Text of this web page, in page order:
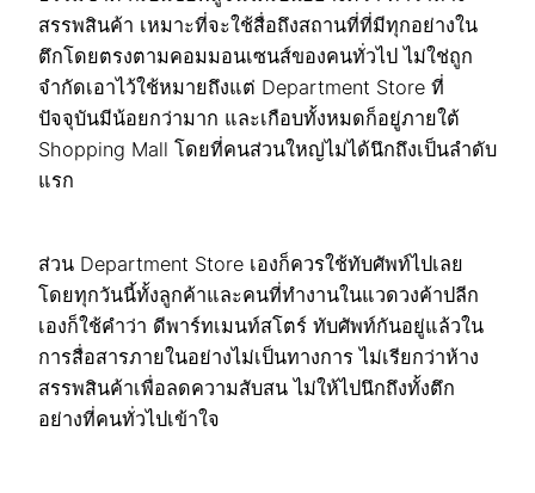
สรรพสินค้า เหมาะที่จะใช้สื่อถึงสถานที่ที่มีทุกอย่างใน
ตึกโดยตรงตามคอมมอนเซนส์ของคนทั่วไป ไม่ใช่ถูก
จำกัดเอาไว้ใช้หมายถึงแต่ Department Store ที่
ปัจจุบันมีน้อยกว่ามาก และเกือบทั้งหมดก็อยู่ภายใต้
Shopping Mall โดยที่คนส่วนใหญ่ไม่ได้นึกถึงเป็นลำดับ
แรก
ส่วน Department Store เองก็ควรใช้ทับศัพท์ไปเลย
โดยทุกวันนี้ทั้งลูกค้าและคนที่ทำงานในแวดวงค้าปลีก
เองก็ใช้คำว่า ดีพาร์ทเมนท์สโตร์ ทับศัพท์กันอยู่แล้วใน
การสื่อสารภายในอย่างไม่เป็นทางการ ไม่เรียกว่าห้าง
สรรพสินค้าเพื่อลดความสับสน ไม่ให้ไปนึกถึงทั้งตึก
อย่างที่คนทั่วไปเข้าใจ